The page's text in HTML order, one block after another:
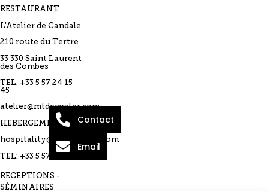
RESTAURANT
L'Atelier de Candale
210 route du Tertre
33 330 Saint Laurent
des Combes
TEL: +33 5 57 24 15
45
atelier@mtdecoster.com
HEBERGEMENTS
hospitality@mtdecoster.com
TEL: +33 5 57 51 19 91
RECEPTIONS -
SÉMINAIRES
Contact
Email